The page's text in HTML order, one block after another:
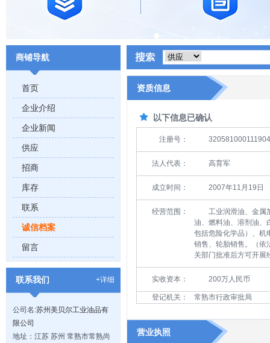
资质信息
以下信息已确认
注册号： 320581000111904
法人代表： 高育军
成立时间： 2007年11月19日
经营范围：
工业润滑油、金属
油、燃料油、溶剂油、
包括危险化学品）、机
销售、轮胎销售。（依
关部门批准后方可开展
实收资本： 200万人民币
登记机关： 常熟市行政审批局
营业执照
商铺导航
首页
企业介绍
企业新闻
供应
招商
库存
联系
诚信档案
留言
联系我们 +详细
公司名:苏州美贝尔工业油品有
限公司
地址：江苏 苏州 常熟市常熟尚